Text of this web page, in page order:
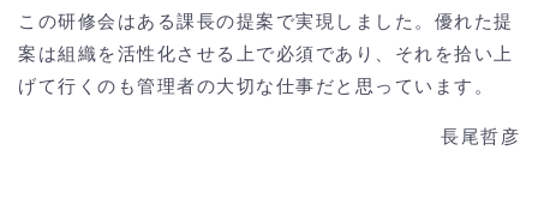
この研修会はある課長の提案で実現しました。優れた提
案は組織を活性化させる上で必須であり、それを拾い上
げて行くのも管理者の大切な仕事だと思っています。
長尾哲彦